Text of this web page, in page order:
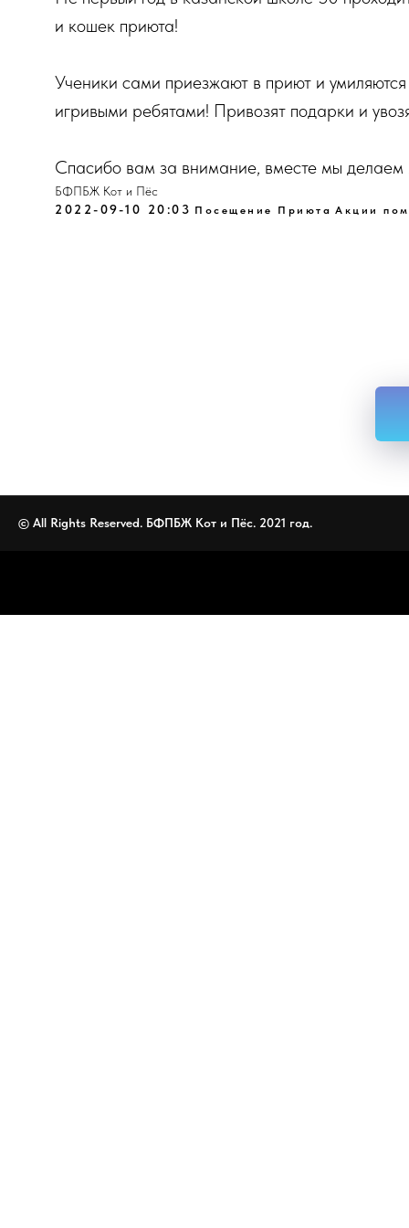
и кошек приюта!
Ученики сами приезжают в приют и
игривыми ребятами! Привозят подарки и
Спасибо вам за внимание, вместе мы
БФПБЖ Кот и Пёс
2022-09-10 20:03 Посещение Приюта Акции
© All Rights Reserved. БФПБЖ Кот и Пёс. 2021 год.